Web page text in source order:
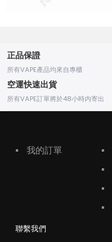
正品保證
所有VAPE產品均來自專櫃
空運快速出貨
所有VAPE訂單將於48小時内寄出
▪ 我的訂單 ▪
▪
▪
▪
聯繫我們